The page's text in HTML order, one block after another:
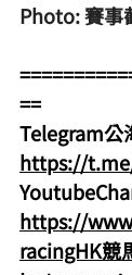
Photo: 賽事
==
Telegram公
https://
https://
racingHK競